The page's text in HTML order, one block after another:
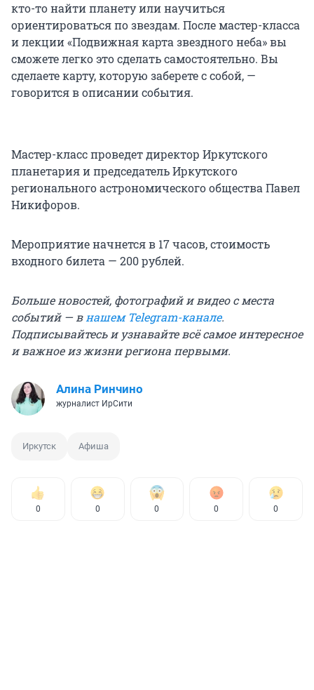
кто-то найти планету или научиться
ориентироваться по звездам. После мастер-класса
и лекции «Подвижная карта звездного неба» вы
сможете легко это сделать самостоятельно. Вы
сделаете карту, которую заберете с собой, —
говорится в описании события.
Мастер-класс проведет директор Иркутского
планетария и председатель Иркутского
регионального астрономического общества Павел
Никифоров.
Мероприятие начнется в 17 часов, стоимость
входного билета — 200 рублей.
Больше новостей, фотографий и видео с места
событий — внашем Telegram-канале.
Подписывайтесь и узнавайте всё самое интересное
и важное из жизни региона первыми.
Алина Ринчино
журналист ИрСити
Иркутск Афиша
0 0 0 0 0